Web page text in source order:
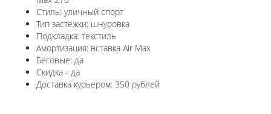
Стиль: уличный спорт
Тип застежки: шнуровка
Подкладка: текстиль
Амортизация: вставка Air Max
Беговые: да
Скидка - да
Доставка курьером: 350 рублей